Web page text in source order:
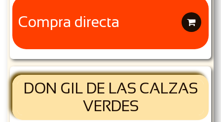
Compra directa 
DON GIL DE LAS CALZAS
VERDES